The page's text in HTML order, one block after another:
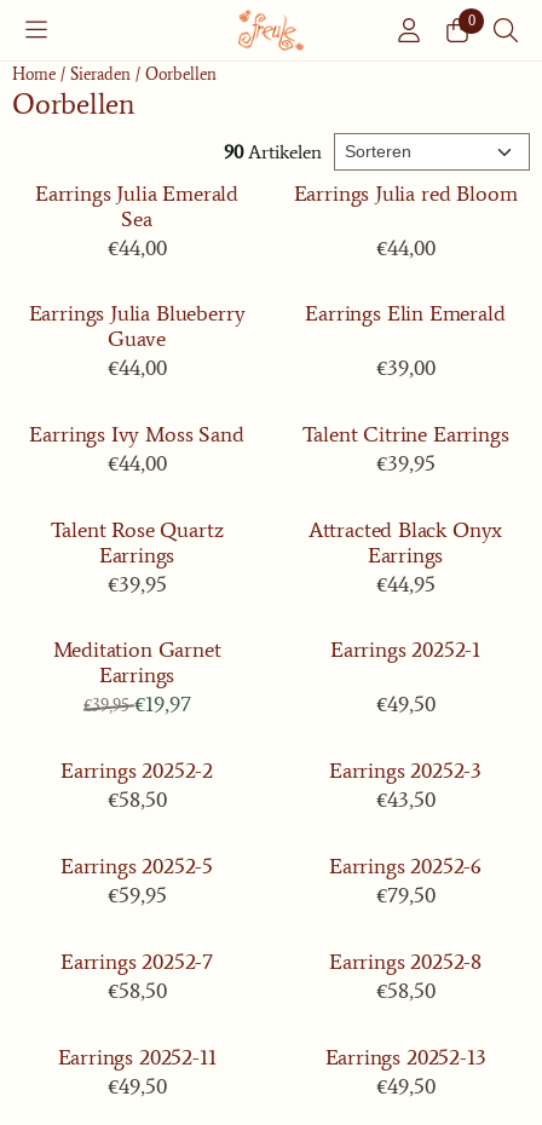
Cookievoorkeuren zijn momenteel gesloten. 0
Home / Sieraden / Oorbellen
Oorbellen
90Artikelen Sorteermethode
Earrings Julia Emerald
Sea
Prijs: 44,00
€44,00
Earrings Julia red Bloom
Prijs: 44,00
€44,00
Earrings Julia Blueberry
Guave
Prijs: 44,00
€44,00
Earrings Elin Emerald
Prijs: 39,00
€39,00
Earrings Ivy Moss Sand
Prijs: 44,00
€44,00
Talent Citrine Earrings
Prijs: 39,95
€39,95
Talent Rose Quartz
Earrings
Prijs: 39,95
€39,95
Attracted Black Onyx
Earrings
Prijs: 44,95
€44,95
Meditation Garnet
Earrings
Van 39,95 voor 19,97
€39,95€19,97
Earrings 20252-1
Prijs: 49,50
€49,50
Earrings 20252-2
Prijs: 58,50
€58,50
Earrings 20252-3
Prijs: 43,50
€43,50
Earrings 20252-5
Prijs: 59,95
€59,95
Earrings 20252-6
Prijs: 79,50
€79,50
Earrings 20252-7
Prijs: 58,50
€58,50
Earrings 20252-8
Prijs: 58,50
€58,50
Earrings 20252-11
Prijs: 49,50
€49,50
Earrings 20252-13
Prijs: 49,50
€49,50